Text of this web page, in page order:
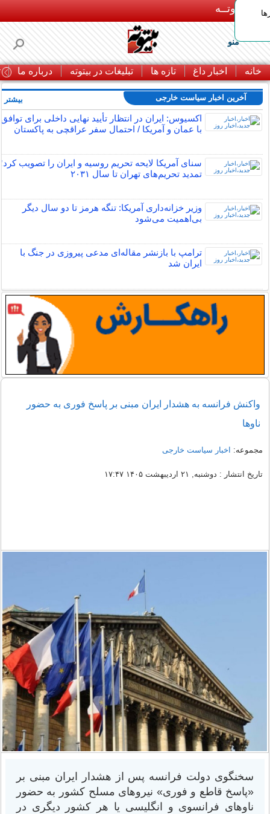
بـیتوتــه
منو
خانه اخبار داغ تازه ها تبلیغات در بیتوته درباره ما
آخرین اخبار سیاست خارجی
اکسیوس: ایران در انتظار تأیید نهایی داخلی برای توافق
با عمان و آمریکا / احتمال سفر عراقچی به پاکستان
سنای آمریکا لایحه تحریم روسیه و ایران را تصویب کرد؛
تمدید تحریم‌های تهران تا سال ۲۰۳۱
وزیر خزانه‌داری آمریکا: تنگه هرمز تا دو سال دیگر
بی‌اهمیت می‌شود
ترامپ با بازنشر مقاله‌ای مدعی پیروزی در جنگ با
ایران شد
بیشتر
واکنش فرانسه به هشدار ایران مبنی بر پاسخ فوری به حضور
ناوها
مجموعه: اخبار سیاست خارجی
تاریخ انتشار : دوشنبه, ۲۱ اردیبهشت ۱۴۰۵ ۱۷:۴۷
سخنگوی دولت فرانسه پس از هشدار ایران مبنی بر
«پاسخ قاطع و فوری» نیروهای مسلح کشور به حضور
ناوهای فرانسوی و انگلیسی یا هر کشور دیگری در